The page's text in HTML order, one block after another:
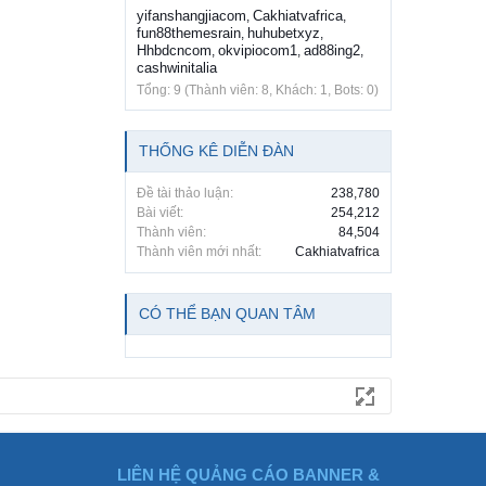
yifanshangjiacom, Cakhiatvafrica,
fun88themesrain, huhubetxyz,
Hhbdcncom, okvipiocom1, ad88ing2,
cashwinitalia
Tổng: 9 (Thành viên: 8, Khách: 1, Bots: 0)
THỐNG KÊ DIỄN ĐÀN
Đề tài thảo luận:
238,780
Bài viết:
254,212
Thành viên:
84,504
Thành viên mới nhất:
Cakhiatvafrica
CÓ THỂ BẠN QUAN TÂM
LIÊN HỆ QUẢNG CÁO BANNER &